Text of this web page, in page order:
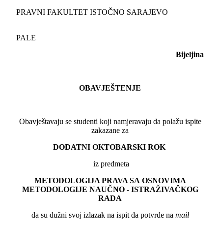
PRAVNI FAKULTET ISTOČNO SARAJEVO
PALE
Bijeljina
OBAVJEŠTENJE
Obavještavaju se studenti koji namjeravaju da polažu ispite
zakazane za
DODATNI OKTOBARSKI ROK
iz predmeta
METODOLOGIJA PRAVA SA OSNOVIMA
METODOLOGIJE NAUČNO - ISTRAŽIVAČKOG
RADA
da su dužni svoj izlazak na ispit da potvrde na mail